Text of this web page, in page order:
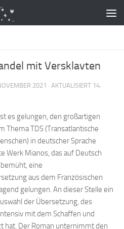
mit Versklavten
2021 · AKTUALISIERT 14.
es gelungen, den großartigen
Thema TDS (Transatlantische
in deutscher Sprache
Werk Mianos, das auf Deutsch
eine
aus dem Französischen
gelungen. An dieser Stelle ein
der Übersetzung, des
mit dem Schaffen und
hat. Der Roman unternimmt den